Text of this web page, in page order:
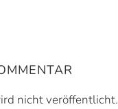
nicht veröffentlicht.